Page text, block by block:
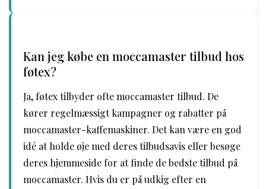
Kan jeg købe en moccamaster tilbud hos
føtex?
Ja, føtex tilbyder ofte moccamaster tilbud. De
kører regelmæssigt kampagner og rabatter på
moccamaster-kaffemaskiner. Det kan være en god
idé at holde øje med deres tilbudsavis eller besøge
deres hjemmeside for at finde de bedste tilbud på
moccamaster. Hvis du er på udkig efter en